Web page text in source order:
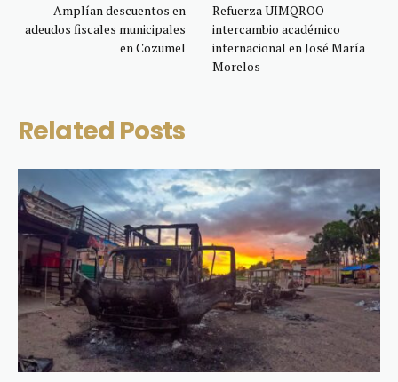
Amplían descuentos en
adeudos fiscales municipales
en Cozumel
Refuerza UIMQROO
intercambio académico
internacional en José María
Morelos
Related Posts